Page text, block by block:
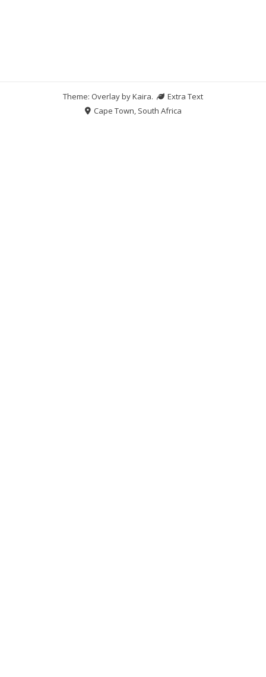
Theme: Overlay byKaira.
Extra Text
Cape Town, South Africa